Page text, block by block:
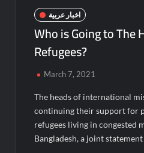
اخبار عربية
Who is Going to The
Refugees?
March 7, 2021
The heads of international
continuing their support for
refugees living in congested
Bangladesh, a joint